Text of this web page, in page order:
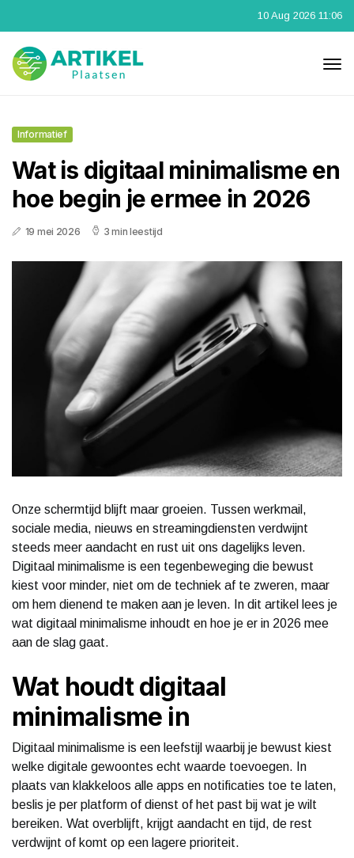
10 Aug 2026 11:06
Informatief
Wat is digitaal minimalisme en
hoe begin je ermee in 2026
19 mei 2026 3 min leestijd
Onze schermtijd blijft maar groeien. Tussen werkmail,
sociale media, nieuws en streamingdiensten verdwijnt
steeds meer aandacht en rust uit ons dagelijks leven.
Digitaal minimalisme is een tegenbeweging die bewust
kiest voor minder, niet om de techniek af te zweren, maar
om hem dienend te maken aan je leven. In dit artikel lees je
wat digitaal minimalisme inhoudt en hoe je er in 2026 mee
aan de slag gaat.
Wat houdt digitaal
minimalisme in
Digitaal minimalisme is een leefstijl waarbij je bewust kiest
welke digitale gewoontes echt waarde toevoegen. In
plaats van klakkeloos alle apps en notificaties toe te laten,
beslis je per platform of dienst of het past bij wat je wilt
bereiken. Wat overblijft, krijgt aandacht en tijd, de rest
verdwijnt of komt op een lagere prioriteit.